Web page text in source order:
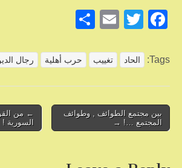
F
c
o
o
T
tt
E
ail
ar
Tags: الحاد تغييب حرب أهلية رجال
Post
navigation
← من
السورية !
بين مجتمع الطوائف , وطوائف
المجتمع …! →